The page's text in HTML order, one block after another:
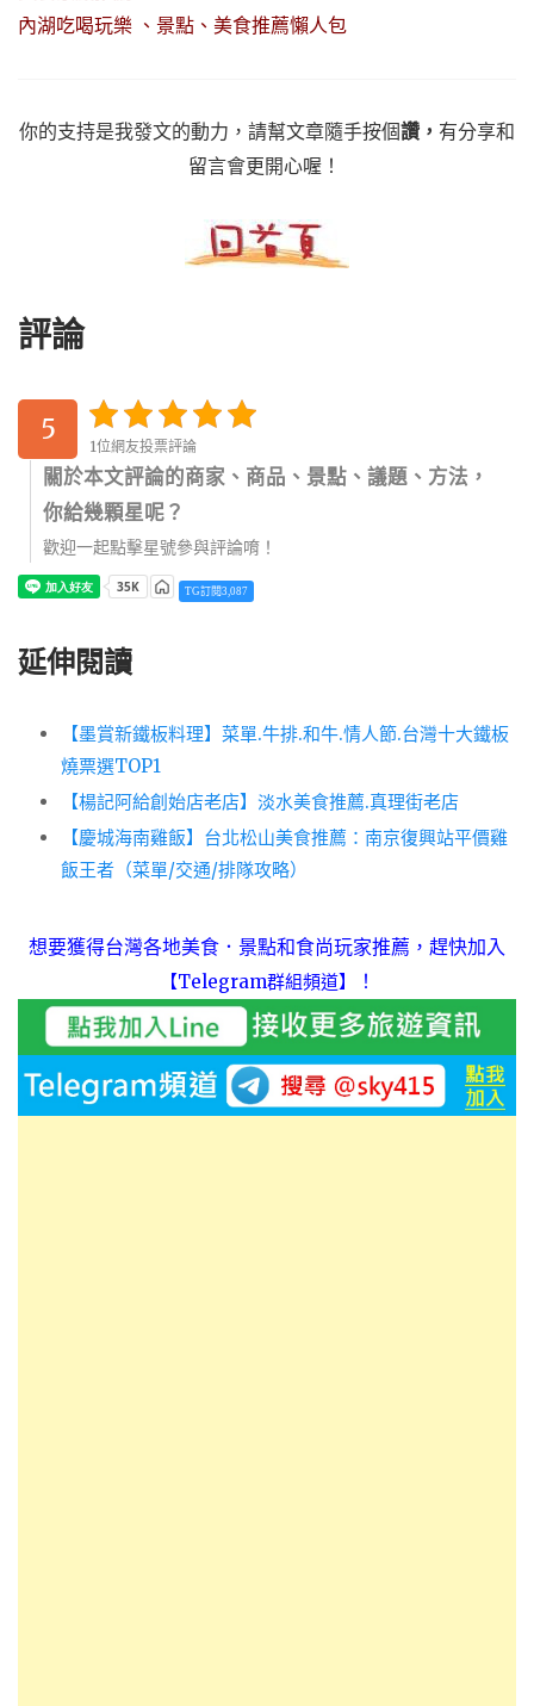
內湖吃喝玩樂 、景點、美食推薦懶人包
你的支持是我發文的動力，請幫文章隨手按個讚， 有分享和
留言會更開心喔！
評論
5
1位網友投票評論
關於本文評論的商家、商品、景點、議題、方法，
你給幾顆星呢？
歡迎一起點擊星號參與評論唷！
TG訂閱3,087
延伸閱讀
【墨賞新鐵板料理】菜單.牛排.和牛.情人節.台灣十大鐵板
燒票選TOP1
【楊記阿給創始店老店】淡水美食推薦.真理街老店
【慶城海南雞飯】台北松山美食推薦：南京復興站平價雞
飯王者（菜單/交通/排隊攻略）
想要獲得台灣各地美食．景點和食尚玩家推薦，趕快加入
【Telegram群組頻道】 ！